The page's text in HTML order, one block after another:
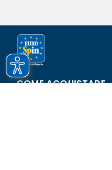
COME ACQUISTARE